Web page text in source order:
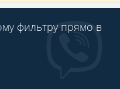
фильтру прямо в